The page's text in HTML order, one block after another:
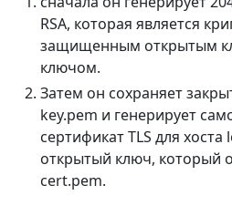
RSA, которая является
защищенным открытым
ключом.
Затем он сохраняет
key.pem и генерирует
сертификат TLS для
открытый ключ, который
cert.pem.